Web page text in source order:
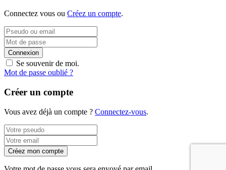
Connectez vous ou Créez un compte.
Connexion
Se souvenir de moi.
Mot de passe oublié ?
Créer un compte
Vous avez déjà un compte ? Connectez-vous.
Créez mon compte